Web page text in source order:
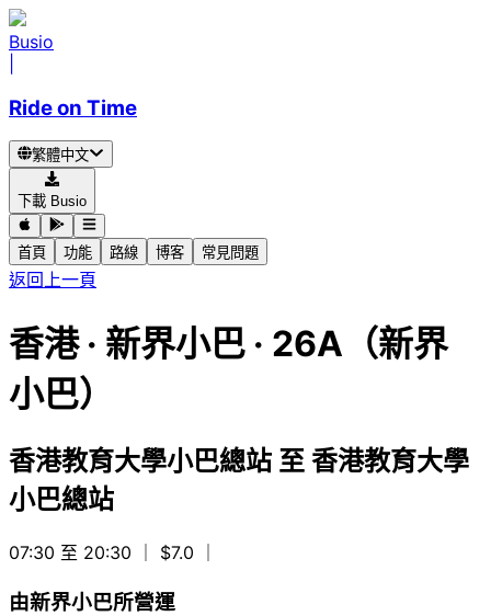
Busio
Ride on Time
繁體中文
下載 Busio
首頁 功能 路線 博客 常見問題
返回上一頁
香港· 新界小巴 · 26A（新界
小巴）
香港教育大學小巴總站 至 香港教育大學
小巴總站
07:30 至 20:30 ｜ $7.0
由新界小巴所營運